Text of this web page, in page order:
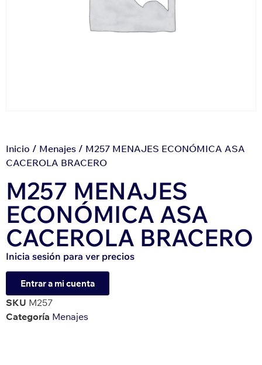
Inicio / Menajes / M257 MENAJES ECONÓMICA ASA
CACEROLA BRACERO
M257 MENAJES
ECONÓMICA ASA
CACEROLA BRACERO
Inicia sesión para ver precios
Entrar a mi cuenta
SKU M257
Categoría Menajes